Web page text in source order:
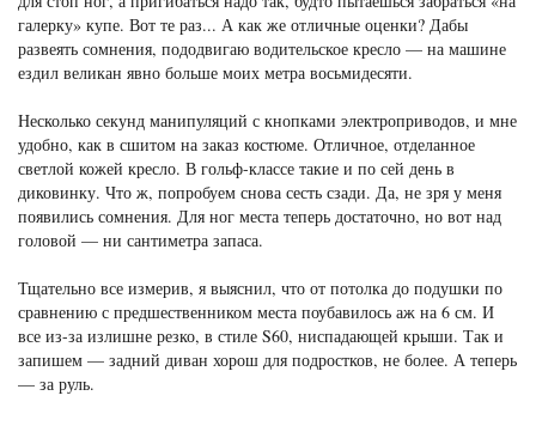
галерку» купе. Вот те раз... А как же отличные оценки? Дабы
развеять сомнения, пододвигаю водительское кресло — на машине
ездил великан явно больше моих метра восьмидесяти.
Несколько секунд манипуляций с кнопками электроприводов, и мне
удобно, как в сшитом на заказ костюме. Отличное, отделанное
светлой кожей кресло. В гольф-классе такие и по сей день в
диковинку. Что ж, попробуем снова сесть сзади. Да, не зря у меня
появились сомнения. Для ног места теперь достаточно, но вот над
головой — ни сантиметра запаса.
Тщательно все измерив, я выяснил, что от потолка до подушки по
сравнению с предшественником места поубавилось аж на 6 см. И
все из-за излишне резко, в стиле S60, ниспадающей крыши. Так и
запишем — задний диван хорош для подростков, не более. А теперь
— за руль.